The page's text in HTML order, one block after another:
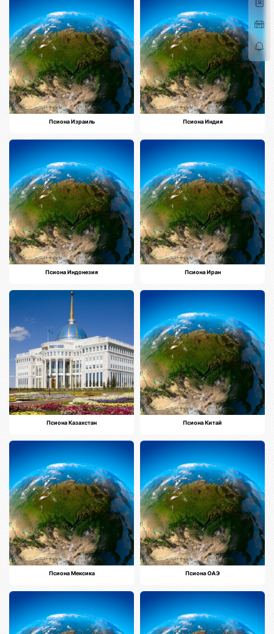
Псиона Израиль Псиона Индия
Псиона Индонезия Псиона Иран
Псиона Казахстан Псиона Китай
Псиона Мексика Псиона ОАЭ